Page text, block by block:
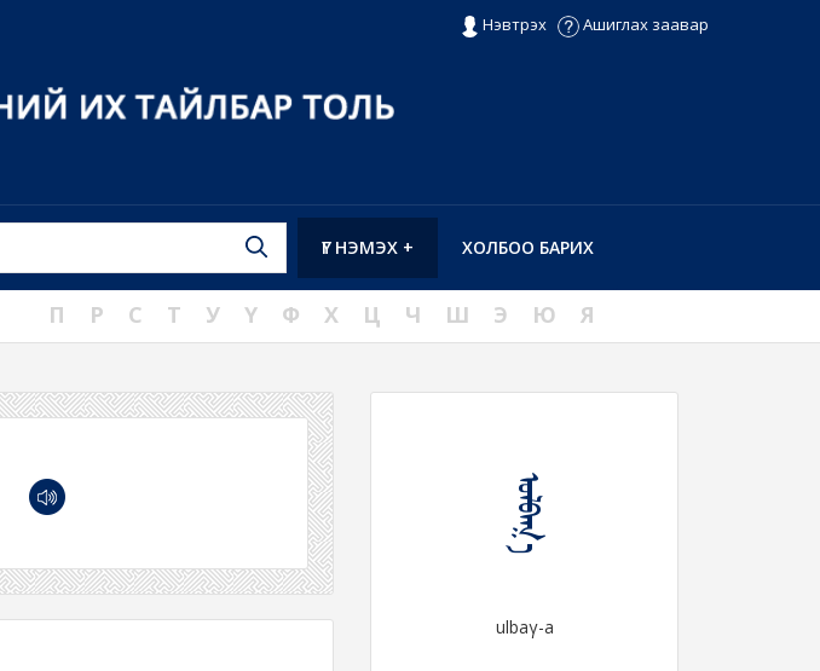
Нэвтрэх Ашиглах заавар
ХОЛБОО БАРИХ
ҮГ НЭМЭХ +
П Р С Т У Ү Ф Х Ц Ч Ш Э Ю Я
ᠤᠯᠪᠠᠭ᠎ᠠ
ulbaγ-a